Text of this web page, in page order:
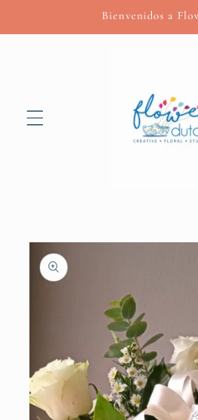
Bienvenidos a
Skip to
product
information